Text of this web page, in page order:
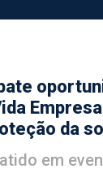
da
em